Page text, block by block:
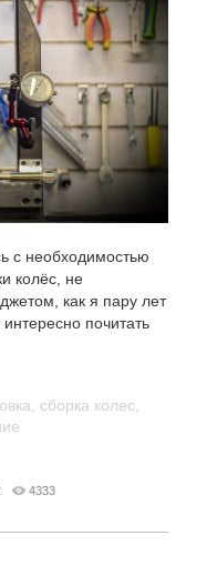
с необходимостью
колёс, не
как я пару лет
почитать
сборка колес
4333